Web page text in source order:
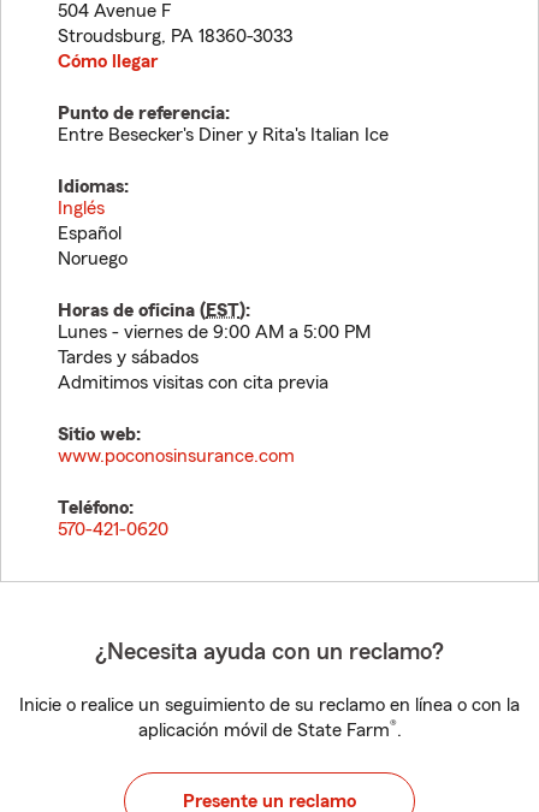
504 Avenue F
Stroudsburg, PA 18360-3033
Cómo llegar
Punto de referencia:
Entre Besecker's Diner y Rita's Italian Ice
Idiomas:
Inglés
Español
Noruego
Horas de oficina (EST):
Lunes - viernes de 9:00 AM a 5:00 PM
Tardes y sábados
Admitimos visitas con cita previa
Sitio web:
www.poconosinsurance.com
Teléfono:
570-421-0620
¿Necesita ayuda con un reclamo?
Inicie o realice un seguimiento de su reclamo en línea o con la
aplicación móvil de State Farm®.
Presente un reclamo